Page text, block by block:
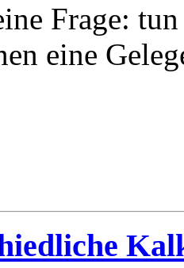
Frage:
eine